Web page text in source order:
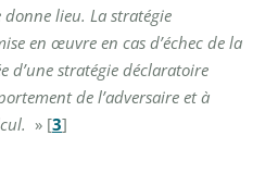
lieu. La stratégie
en œuvre en cas d’échec de la
d’une stratégie déclaratoire
de l’adversaire et à
» [3]